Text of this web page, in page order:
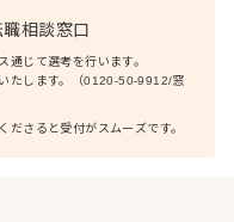
職相談窓口
通じて選考を行います。
たします。（0120-50-9912/窓
さると受付がスムーズです。